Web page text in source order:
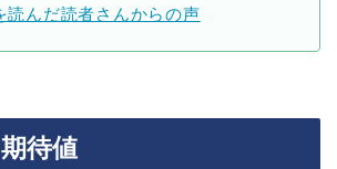
読んだ読者さんからの声
待値